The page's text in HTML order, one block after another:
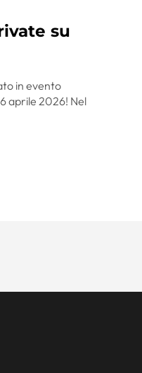
su
in evento
aprile 2026! Nel